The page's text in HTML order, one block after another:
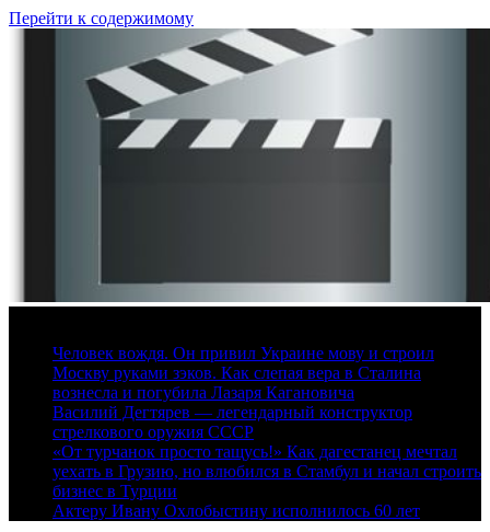
Перейти к содержимому
Человек вождя. Он привил Украине мову и строил
Москву руками зэков. Как слепая вера в Сталина
вознесла и погубила Лазаря Кагановича
Василий Дегтярев — легендарный конструктор
стрелкового оружия СССР
«От турчанок просто тащусь!» Как дагестанец мечтал
уехать в Грузию, но влюбился в Стамбул и начал строить
бизнес в Турции
Актеру Ивану Охлобыстину исполнилось 60 лет